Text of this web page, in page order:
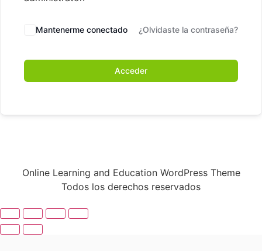
Mantenerme conectado ¿Olvidaste la contraseña?
Acceder
Online Learning and Education WordPress Theme
Todos los derechos reservados